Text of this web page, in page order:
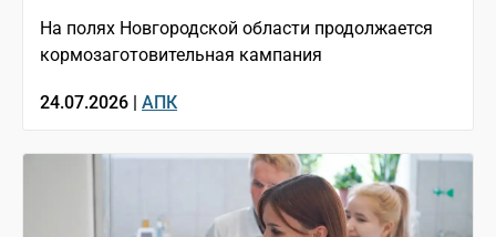
На полях Новгородской области продолжается
кормозаготовительная кампания
24.07.2026 | АПК